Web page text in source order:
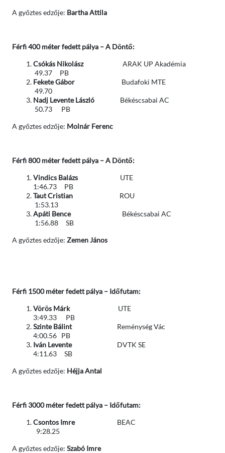
A győztes edzője: Bartha Attila
Férfi 400 méter fedett pálya – A Döntő:
Csókás Nikolász
ARAK UP Akadémia
49.37 PB
Fekete Gábor
Budafoki MTE
49.70
Nadj Levente LászlóBékéscsabai AC
50.73 PB
A győztes edzője: Molnár Ferenc
Férfi 800 méter fedett pálya – A Döntő:
Vindics BalázsUTE
1:46.73 PB
Taut CristianROU
1:53.13
Apáti BenceBékéscsabai AC
1:56.88 SB
A győztes edzője: Zemen János
Férfi 1500 méter fedett pálya – Időfutam:
Vörös MárkUTE
3:49.33 PB
Szinte BálintReménység Vác
4:00.56 PB
Iván Levente
DVTK SE
4:11.63 SB
A győztes edzője: Héjja Antal
Férfi 3000 méter fedett pálya – Időfutam:
Csontos Imre
BEAC
9:28.25
A győztes edzője: Szabó Imre